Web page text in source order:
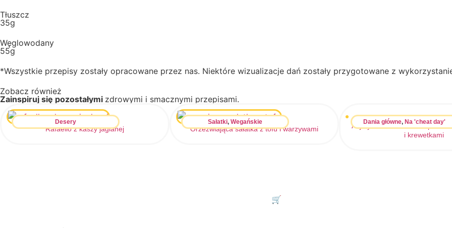
Tłuszcz
35g
Węglowodany
55g
*Wszystkie przepisy zostały opracowane przez nas. Niektóre wizualizacje dań zostały przygotowane z
Zobacz również
Zainspiruj się pozostałymi zdrowymi i smacznymi przepisami.
Desery
Rafaello z kaszy jaglanej
Sałatki, Wegańskie
Orzeźwiająca sałatka z tofu i warzywami
Dania główne,Na 'cheat day'
Azjatycki makaron z
i krewetkami
🛒 Sprawdź nasze zdrowe jadłospisy